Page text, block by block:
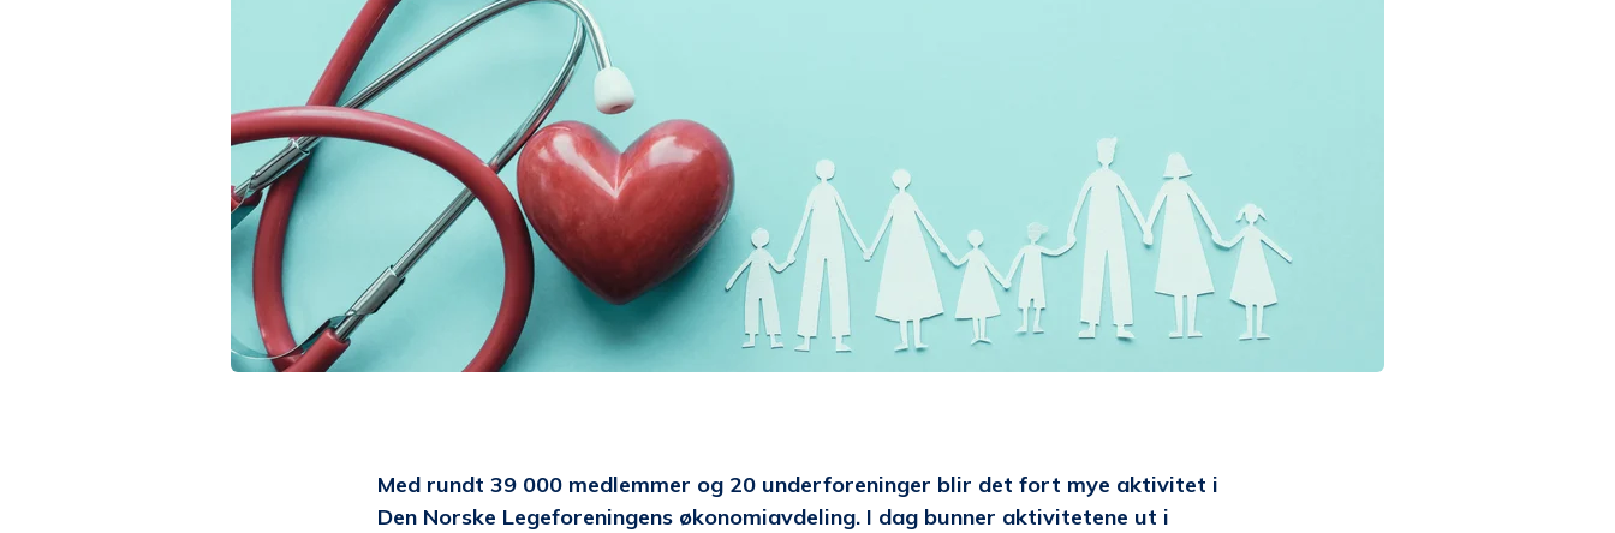
Med rundt 39 000 medlemmer og 20 underforeninger blir det fort mye aktivitet i
Den Norske Legeforeningens økonomiavdeling. I dag bunner aktivitetene ut i